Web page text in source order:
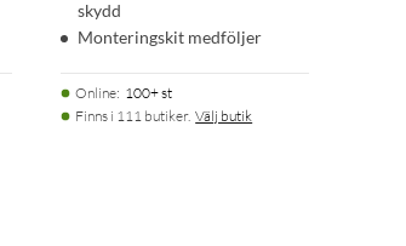
skydd
Monteringskit medföljer
Online: 100+ st
Finns i 111 butiker. Välj butik